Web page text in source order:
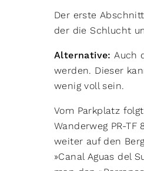
Der erste
der die Schlucht
Alternative: Auch
werden. Dieser
wenig voll sein.
Vom Parkplatz
Wanderweg PR-
weiter auf den
»Canal Aguas del